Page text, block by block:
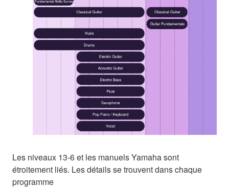
Les niveaux 13-6 et les manuels Yamaha sont
étroitement liés. Les détails se trouvent dans chaque
programme